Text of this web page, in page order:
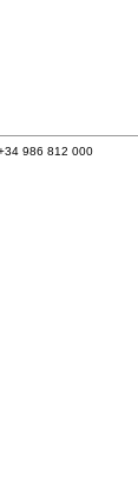
986 812 000